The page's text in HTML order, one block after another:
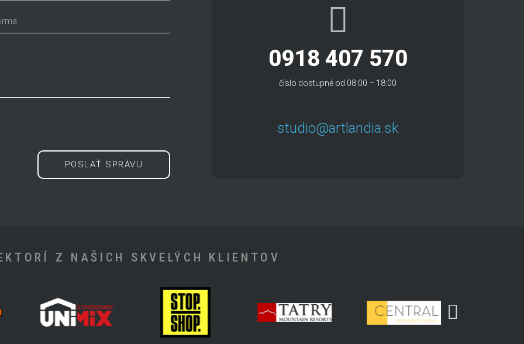
POSLAŤ SPRÁVU
0918 407 570
číslo dostupné od 08:00 – 18:00
studio@artlandia.sk
Z NAŠICH SKVELÝCH KLIENTOV